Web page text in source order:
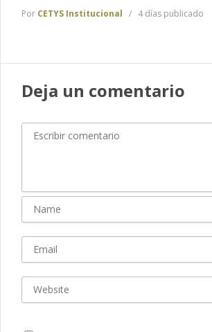
Por CETYS Institucional 4 días publicado
Deja un comentario